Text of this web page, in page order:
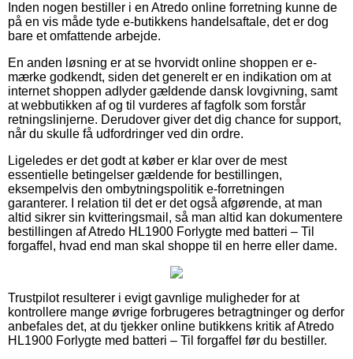
Inden nogen bestiller i en Atredo online forretning kunne de
på en vis måde tyde e-butikkens handelsaftale, det er dog
bare et omfattende arbejde.
En anden løsning er at se hvorvidt online shoppen er e-
mærke godkendt, siden det generelt er en indikation om at
internet shoppen adlyder gældende dansk lovgivning, samt
at webbutikken af og til vurderes af fagfolk som forstår
retningslinjerne. Derudover giver det dig chance for support,
når du skulle få udfordringer ved din ordre.
Ligeledes er det godt at køber er klar over de mest
essentielle betingelser gældende for bestillingen,
eksempelvis den ombytningspolitik e-forretningen
garanterer. I relation til det er det også afgørende, at man
altid sikrer sin kvitteringsmail, så man altid kan dokumentere
bestillingen af Atredo HL1900 Forlygte med batteri – Til
forgaffel, hvad end man skal shoppe til en herre eller dame.
Trustpilot resulterer i evigt gavnlige muligheder for at
kontrollere mange øvrige forbrugeres betragtninger og derfor
anbefales det, at du tjekker online butikkens kritik af Atredo
HL1900 Forlygte med batteri – Til forgaffel før du bestiller.